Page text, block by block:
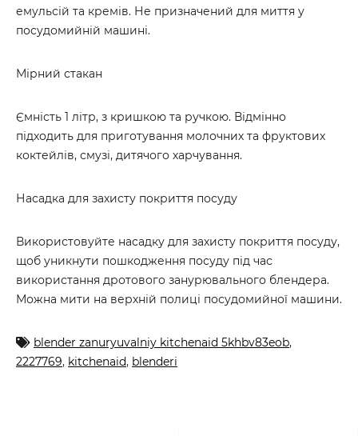
емульсій та кремів. Не призначений для миття у
посудомийній машині.
Мірний стакан
Ємність 1 літр, з кришкою та ручкою. Відмінно
підходить для приготування молочних та фруктових
коктейлів, смузі, дитячого харчування.
Насадка для захисту покриття посуду
Використовуйте насадку для захисту покриття посуду,
щоб уникнути пошкодження посуду під час
використання дротового занурювального блендера.
Можна мити на верхній полиці посудомийної машини.
blender zanuryuvalniy kitchenaid 5khbv83eob,
2227769, kitchenaid, blenderi